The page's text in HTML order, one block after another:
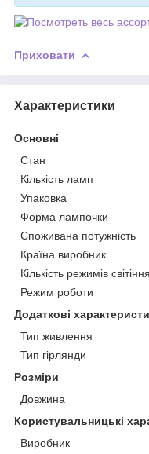
Приховати
Характеристики
Основні
Стан
Кількість ламп
Упаковка
Форма лампочки
Споживана потужність
Країна виробник
Кількість режимів світіння
Режим роботи
Додаткові
Тип живлення
Тип гірлянди
Розміри
Довжина
Користувальницькі
Виробник